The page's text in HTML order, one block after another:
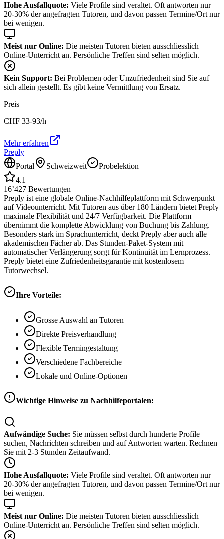
Hohe Ausfallquote: Viele Profile sind veraltet. Oft antworten nur
20-30% der angefragten Tutoren, und davon passen Termine/Ort nur
bei wenigen.
Meist nur Online: Die meisten Tutoren bieten ausschliesslich
Online-Unterricht an. Persönliche Treffen sind selten möglich.
Kein Support: Bei Problemen oder Unzufriedenheit sind Sie auf
sich allein gestellt. Es gibt keine Vermittlung von Ersatz.
Preis
CHF 33-93/h
Mehr erfahren
Preply
Portal
Schweizweit
Probelektion
4.1
16’427 Bewertungen
Preply ist eine globale Online-Nachhilfeplattform mit Schwerpunkt
auf Videounterricht. Mit Tutoren aus über 180 Ländern bietet Preply
maximale Flexibilität und 24/7 Verfügbarkeit. Die Plattform
übernimmt die komplette Abwicklung von Buchung bis Zahlung.
Besonders stark im Sprachunterricht, deckt Preply aber auch alle
akademischen Fächer ab. Das Stunden-Paket-System mit
automatischer Verlängerung sorgt für Kontinuität im Lernprozess.
Preply bietet eine Zufriedenheitsgarantie mit kostenlosem
Tutorwechsel.
Ihre Vorteile:
Grosse Auswahl an Tutoren
Direkte Preisverhandlung
Flexible Termingestaltung
Verschiedene Fachbereiche
Lokale und Online-Optionen
Wichtige Hinweise zu Nachhilfeportalen:
Aufwändige Suche: Sie müssen selbst durch hunderte Profile
suchen, Nachrichten schreiben und auf Antworten warten. Rechnen
Sie mit 2-3 Stunden Zeitaufwand.
Hohe Ausfallquote: Viele Profile sind veraltet. Oft antworten nur
20-30% der angefragten Tutoren, und davon passen Termine/Ort nur
bei wenigen.
Meist nur Online: Die meisten Tutoren bieten ausschliesslich
Online-Unterricht an. Persönliche Treffen sind selten möglich.